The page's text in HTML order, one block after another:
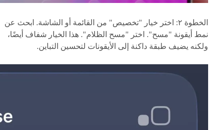
الخطوة ٢: اختر خيار "تخصيص" من القائمة أو الشاشة. ابحث عن
نمط أيقونة "مسح". اختر "مسح الظلام". هذا الخيار شفاف أيضًا،
ولكنه يضيف طبقة داكنة إلى الأيقونات لتحسين التباين.